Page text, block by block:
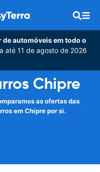
automóveis em todo o
até 11 de agosto de 2026
Chipre
as ofertas das
em Chipre por si.